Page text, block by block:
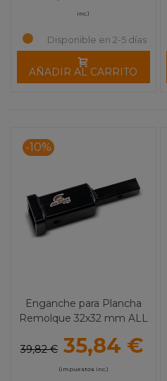
inc.)
Disponible en 2-5 días
AÑADIR AL CARRITO
-10%
Enganche para Plancha
Remolque 32x32 mm ALL
39,82 € 35,84 €
(impuestos inc.)